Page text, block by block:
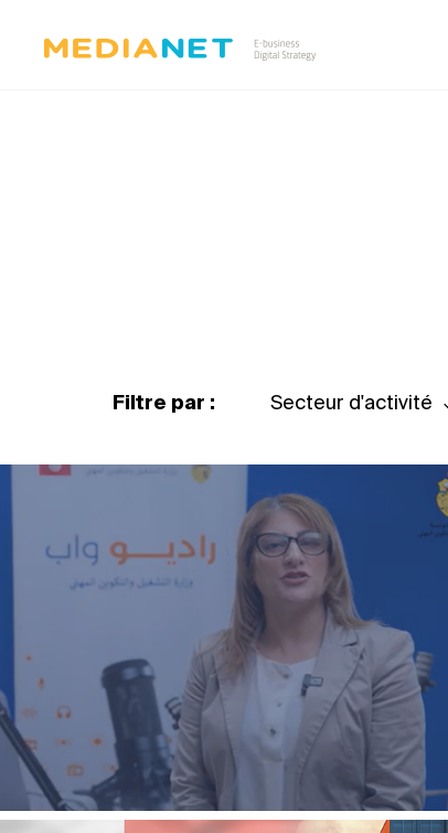
Filtre par : Secteur d'activité
Real-Time Marketing Activation
Agroalimentaire
Marketing Digital & Com 360°
Activation digitale & média